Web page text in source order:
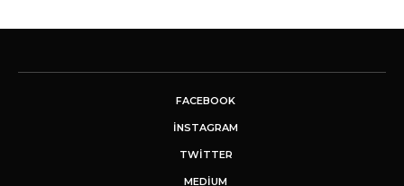
FACEBOOK
INSTAGRAM
TWITTER
MEDIUM